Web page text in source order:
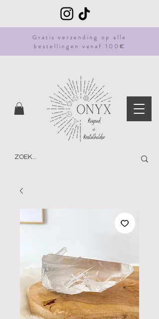
Gratis verzending op alle
bestellingen vanaf 100€